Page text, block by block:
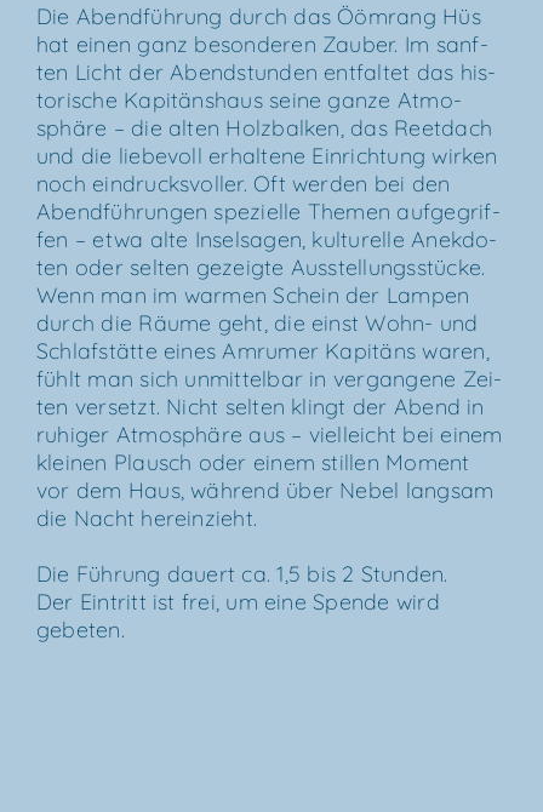
Die Abend­füh­rung durch das Ööm­rang Hüs
hat einen ganz beson­de­ren Zau­ber. Im sanf­
ten Licht der Abend­stun­den ent­fal­tet das his­
to­ri­sche Kapi­täns­haus sei­ne gan­ze Atmo­
sphä­re – die alten Holz­bal­ken, das Reet­dach
und die lie­be­voll erhal­te­ne Ein­rich­tung wir­ken
noch ein­drucks­vol­ler. Oft wer­den bei den
Abend­füh­run­gen spe­zi­el­le The­men auf­ge­grif­
fen – etwa alte Insel­sa­gen, kul­tu­rel­le Anek­do­
ten oder sel­ten gezeig­te Aus­stel­lungs­stü­cke.
Wenn man im war­men Schein der Lam­pen
durch die Räu­me geht, die einst Wohn- und
Schlaf­stät­te eines Amru­mer Kapi­täns waren,
fühlt man sich unmit­tel­bar in ver­gan­ge­ne Zei­
ten ver­setzt. Nicht sel­ten klingt der Abend in
ruhi­ger Atmo­sphä­re aus – viel­leicht bei einem
klei­nen Plausch oder einem stil­len Moment
vor dem Haus, wäh­rend über Nebel lang­sam
die Nacht hereinzieht.
Die Füh­rung dau­ert ca. 1,5 bis 2 Stun­den.
Der Ein­tritt ist frei, um eine Spen­de wird
gebeten.